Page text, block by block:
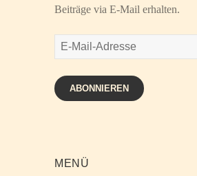
Beiträge via E-Mail erhalten.
E-
Mail-
Adresse
ABONNIEREN
MENÜ